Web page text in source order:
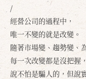
/
經營公司的過程中，
唯一不變的就是改變。
隨著市場變、趨勢變、
每一次改變都是沒把握
說不怕是騙人的，但說